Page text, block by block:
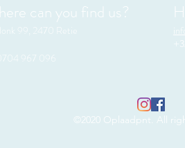
can you find us?
99,
2470 Retie
967 096
i
©2020 Oplaadpnt. All